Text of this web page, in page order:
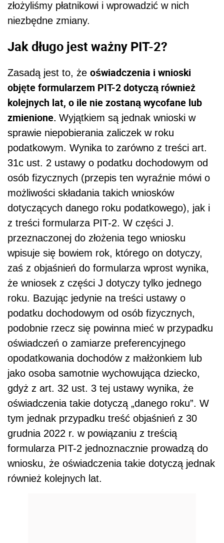
złożyliśmy płatnikowi i wprowadzić w nich
niezbędne zmiany.
Jak długo jest ważny PIT-2?
Zasadą jest to, że oświadczenia i wnioski
objęte formularzem PIT-2 dotyczą również
kolejnych lat, o ile nie zostaną wycofane lub
zmienione. Wyjątkiem są jednak wnioski w
sprawie niepobierania zaliczek w roku
podatkowym. Wynika to zarówno z treści art.
31c ust. 2 ustawy o podatku dochodowym od
osób fizycznych (przepis ten wyraźnie mówi o
możliwości składania takich wniosków
dotyczących danego roku podatkowego), jak i
z treści formularza PIT-2. W części J.
przeznaczonej do złożenia tego wniosku
wpisuje się bowiem rok, którego on dotyczy,
zaś z objaśnień do formularza wprost wynika,
że wniosek z części J dotyczy tylko jednego
roku. Bazując jedynie na treści ustawy o
podatku dochodowym od osób fizycznych,
podobnie rzecz się powinna mieć w przypadku
oświadczeń o zamiarze preferencyjnego
opodatkowania dochodów z małżonkiem lub
jako osoba samotnie wychowująca dziecko,
gdyż z art. 32 ust. 3 tej ustawy wynika, że
oświadczenia takie dotyczą „danego roku”. W
tym jednak przypadku treść objaśnień z 30
grudnia 2022 r. w powiązaniu z treścią
formularza PIT-2 jednoznacznie prowadzą do
wniosku, że oświadczenia takie dotyczą jednak
również kolejnych lat.